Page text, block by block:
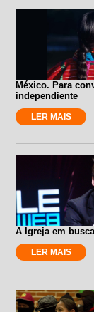
México. Para
independiente
LER MAIS
A Igreja em
LER MAIS